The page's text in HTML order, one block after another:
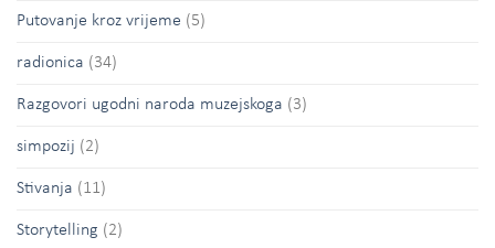
Putovanje kroz vrijeme (5)
radionica (34)
Razgovori ugodni naroda muzejskoga (3)
simpozij (2)
Stivanja (11)
Storytelling (2)